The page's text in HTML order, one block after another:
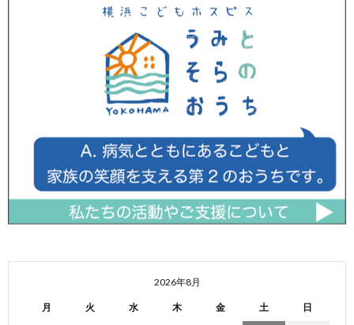
2026年8月
月 火 水 木 金 土 日